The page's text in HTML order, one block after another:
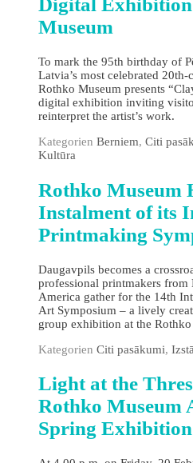
Digital
Museum
To mark the 95th birthday of
Latvia’s most celebrated
Rothko Museum presents
digital exhibition inviting
reinterpret the artist’s work.
Kategorien Berniem, Citi
Kultūra
Rothko Museum
Instalment of its
Printmaking
Daugavpils becomes a
professional printmakers from
America gather for the 14th
Art Symposium – a lively
group exhibition at the
Kategorien Citi pasākumi,
Light at the
Rothko Museum
Spring Exhibition